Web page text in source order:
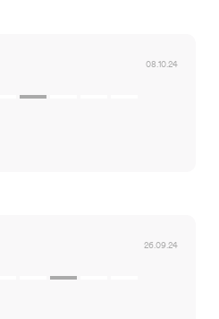
08.10.24
26.09.24